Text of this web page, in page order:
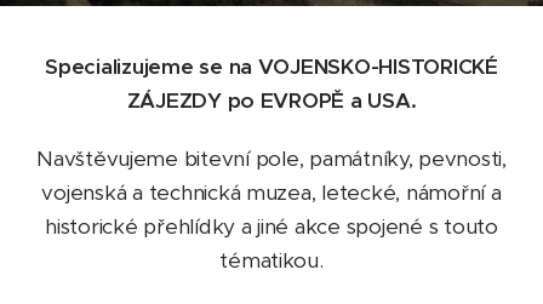
Specializujeme se na VOJENSKO-HISTORICKÉ
ZÁJEZDY po EVROPĚ a USA.
Navštěvujeme bitevní pole, památníky, pevnosti,
vojenská a technická muzea, letecké, námořní a
historické přehlídky a jiné akce spojené s touto
tématikou.